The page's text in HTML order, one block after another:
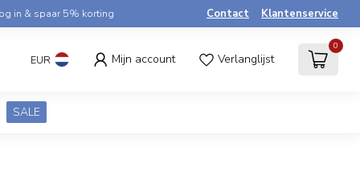
in & spaar 5% korting Contact Klantenservice
EUR Mijn account Verlanglijst
0
SALE